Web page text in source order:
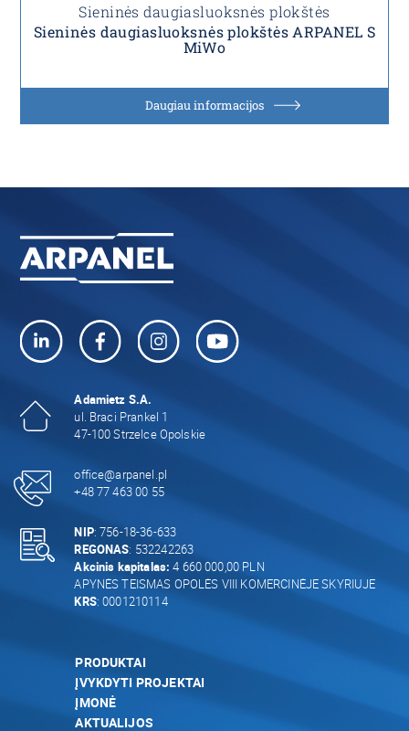
Sieninės daugiasluoksnės plokštės
Sieninės daugiasluoksnės plokštės ARPANEL S
MiWo
Daugiau informacijos
Adamietz S.A.
ul. Braci Prankel 1
47-100 Strzelce Opolskie
office@arpanel.pl
+48 77 463 00 55
NIP: 756-18-36-633
REGONAS: 532242263
Akcinis kapitalas: 4 660 000,00 PLN
APYNĖS TEISMAS OPOLĖS VIII KOMERCINĖJE SKYRIUJE
KRS: 0001210114
PRODUKTAI
ĮVYKDYTI PROJEKTAI
ĮMONĖ
AKTUALIJOS